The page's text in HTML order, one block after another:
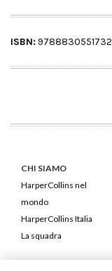
ISBN: 9788830551732
CHI SIAMO
HarperCollins nel
mondo
HarperCollins Italia
La squadra